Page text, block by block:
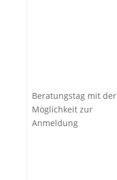
Beratungstag mit der
Möglichkeit zur
Anmeldung